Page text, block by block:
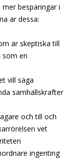
besparingar i
är dessa:
är skeptiska till
som en
vill säga
samhällskrafter
och till och
vet
ingenting